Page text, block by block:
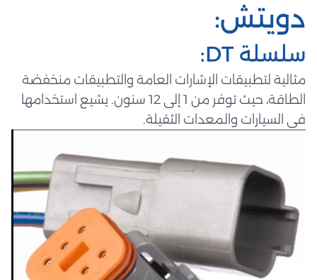
دويتش:
سلسلة DT:
مثالية لتطبيقات الإشارات العامة والتطبيقات منخفضة
الطاقة، حيث توفر من 1 إلى 12 سنون. يشيع استخدامها
في السيارات والمعدات الثقيلة.